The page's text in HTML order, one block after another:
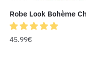
Robe Look Bohème
45.99€